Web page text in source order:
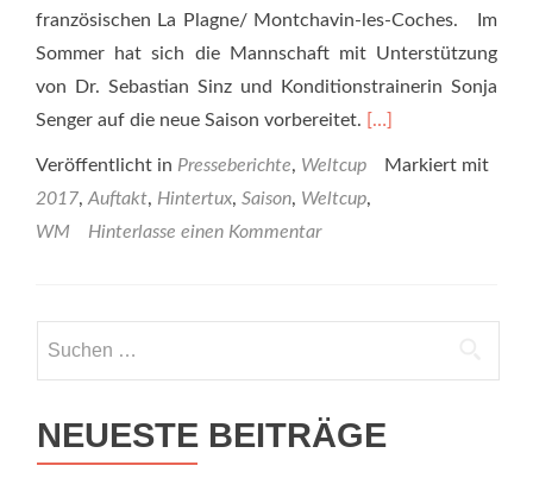
französischen La Plagne/ Montchavin-les-Coches. Im
Sommer hat sich die Mannschaft mit Unterstützung
von Dr. Sebastian Sinz und Konditionstrainerin Sonja
Senger auf die neue Saison vorbereitet. Read
WM
2017
[…]
Veröffentlicht in Presseberichte, Weltcup
Markiert mit
2017, Auftakt, Hintertux, Saison, Weltcup,
WM
Hinterlasse einen Kommentar
NEUESTE BEITRÄGE